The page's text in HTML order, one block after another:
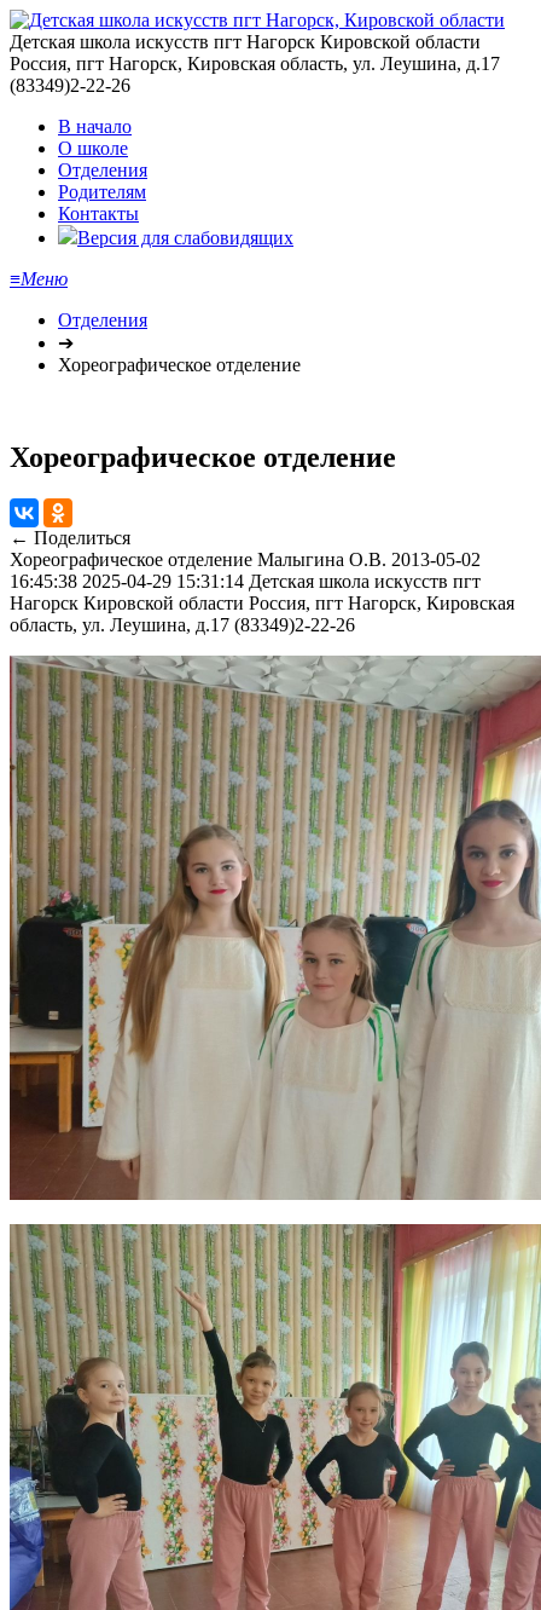
Детская школа искусств пгт Нагорск Кировской области
Россия, пгт Нагорск, Кировская область, ул. Леушина, д.17
(83349)2-22-26
В начало
О школе
Отделения
Родителям
Контакты
Версия для слабовидящих
≡Меню
Отделения
➔
Хореографическое отделение
Хореографическое отделение
← Поделиться
Хореографическое отделение Малыгина О.В. 2013-05-02
16:45:38 2025-04-29 15:31:14 Детская школа искусств пгт
Нагорск Кировской области Россия, пгт Нагорск, Кировская
область, ул. Леушина, д.17 (83349)2-22-26